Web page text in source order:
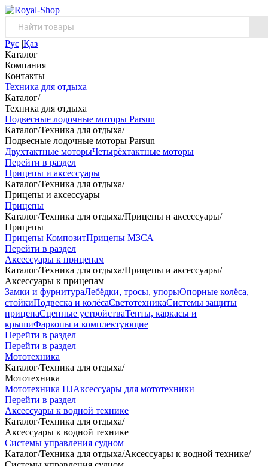
Рус |Қаз
Каталог
Компания
Контакты
Техника для отдыха
Каталог/
Техника для отдыха
Подвесные лодочные моторы Parsun
Каталог/Техника для отдыха/
Подвесные лодочные моторы Parsun
Двухтактные моторыЧетырёхтактные моторы
Перейти в раздел
Прицепы и аксессуары
Каталог/Техника для отдыха/
Прицепы и аксессуары
Прицепы
Каталог/Техника для отдыха/Прицепы и аксессуары/
Прицепы
Прицепы КомпозитПрицепы МЗСА
Перейти в раздел
Аксессуары к прицепам
Каталог/Техника для отдыха/Прицепы и аксессуары/
Аксессуары к прицепам
Замки и фурнитураЛебёдки, тросы, упорыОпорные колёса,
стойкиПодвеска и колёсаСветотехникаСистемы защиты
прицепаСцепные устройстваТенты, каркасы и
крышиФаркопы и комплектующие
Перейти в раздел
Перейти в раздел
Мототехника
Каталог/Техника для отдыха/
Мототехника
Мототехника HJАксессуары для мототехники
Перейти в раздел
Аксессуары к водной технике
Каталог/Техника для отдыха/
Аксессуары к водной технике
Системы управления судном
Каталог/Техника для отдыха/Аксессуары к водной технике/